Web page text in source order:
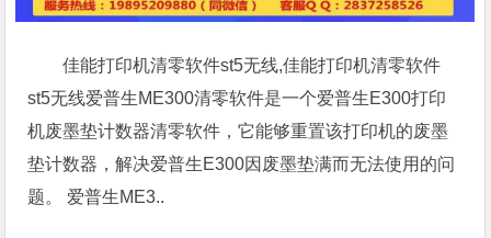
佳能打印机清零软件st5无线,佳能打印机清零软件
st5无线爱普生ME300清零软件是一个爱普生E300打印
机废墨垫计数器清零软件，它能够重置该打印机的废墨
垫计数器，解决爱普生E300因废墨垫满而无法使用的问
题。 爱普生ME3..